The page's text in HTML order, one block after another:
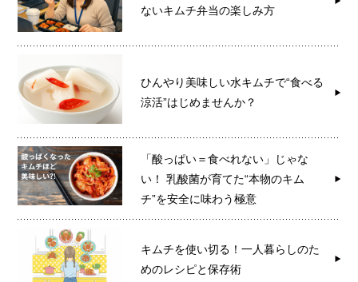
ないキムチ弁当の楽しみ方
ひんやり美味しい水キムチで“食べる
涼活”はじめませんか？
「酸っぱい＝食べれない」じゃな
い！ 乳酸菌が育てた“本物のキム
チ”を安全に味わう極意
キムチを使い切る！一人暮らしのた
めのレシピと保存術